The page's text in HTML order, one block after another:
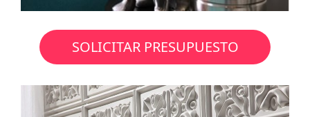
SOLICITAR PRESUPUESTO